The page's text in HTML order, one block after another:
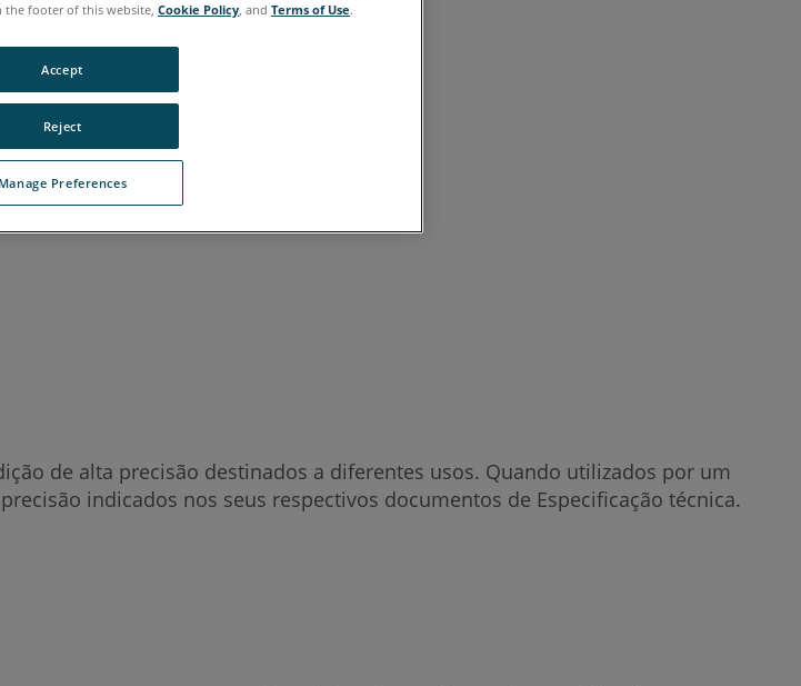
de alta precisão destinados a diferentes usos. Quando utilizados por um
indicados nos seus respectivos documentos de Especificação técnica.
the footer of this website, Cookie Policy, and Terms of Use.
Manage Preferences
Reject
Accept